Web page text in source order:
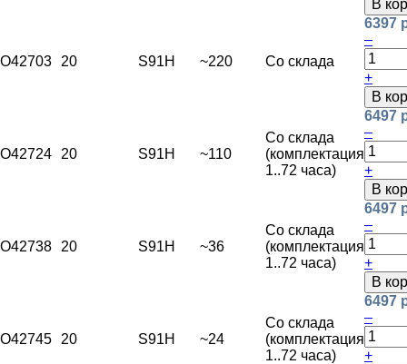
В
O42703 20 S91H ~220 Со склада
6397
–
+
В
O42724 20 S91H ~110
Со склада
(комплектация
1..72 часа)
6497
–
+
В
O42738 20 S91H ~36
Со склада
(комплектация
1..72 часа)
6497
–
+
В
O42745 20 S91H ~24
Со склада
(комплектация
1..72 часа)
6497
–
+